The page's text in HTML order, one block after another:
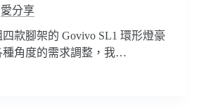
愛分享
款腳架的 Govivo SL1 環形燈豪
種角度的需求調整，我…